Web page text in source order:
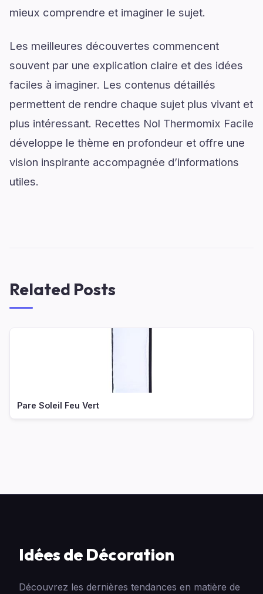
mieux comprendre et imaginer le sujet.
Les meilleures découvertes commencent
souvent par une explication claire et des idées
faciles à imaginer. Les contenus détaillés
permettent de rendre chaque sujet plus vivant et
plus intéressant. Recettes Nol Thermomix Facile
développe le thème en profondeur et offre une
vision inspirante accompagnée d’informations
utiles.
Related Posts
Pare Soleil Feu Vert
Idées de Décoration
Découvrez les dernières tendances en matière de